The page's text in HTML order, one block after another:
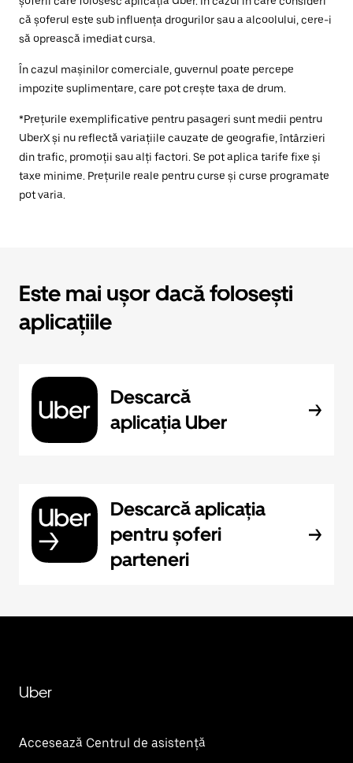
că șoferul este sub influența drogurilor sau a alcoolului, cere-i
să oprească imediat cursa.
În cazul mașinilor comerciale, guvernul poate percepe
impozite suplimentare, care pot crește taxa de drum.
*Prețurile exemplificative pentru pasageri sunt medii pentru
UberX și nu reflectă variațiile cauzate de geografie, întârzieri
din trafic, promoții sau alți factori. Se pot aplica tarife fixe și
taxe minime. Prețurile reale pentru curse și curse programate
pot varia.
Este mai ușor dacă folosești
aplicațiile
Descarcă
aplicația Uber
Descarcă aplicația
pentru șoferi
parteneri
Uber
Accesează Centrul de asistență